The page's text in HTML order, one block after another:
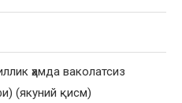
ҳамда ваколатсиз
(якуний қисм)